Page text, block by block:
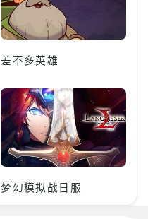
差不多英雄
梦幻模拟战日服